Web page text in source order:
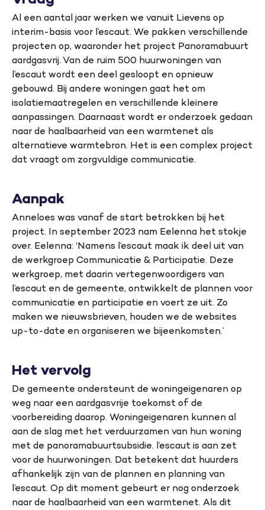
Al een aantal jaar werken we vanuit Lievens op
interim-basis voor l’escaut. We pakken verschillende
projecten op, waaronder het project Panoramabuurt
aardgasvrij. Van de ruim 500 huurwoningen van
l’escaut wordt een deel gesloopt en opnieuw
gebouwd. Bij andere woningen gaat het om
isolatiemaatregelen en verschillende kleinere
aanpassingen. Daarnaast wordt er onderzoek gedaan
naar de haalbaarheid van een warmtenet als
alternatieve warmtebron. Het is een complex project
dat vraagt om zorgvuldige communicatie.
Aanpak
Anneloes was vanaf de start betrokken bij het
project. In september 2023 nam Eelenna het stokje
over. Eelenna: ‘Namens l’escaut maak ik deel uit van
de werkgroep Communicatie & Participatie. Deze
werkgroep, met daarin vertegenwoordigers van
l’escaut en de gemeente, ontwikkelt de plannen voor
communicatie en participatie en voert ze uit. Zo
maken we nieuwsbrieven, houden we de websites
up-to-date en organiseren we bijeenkomsten.’
Het vervolg
De gemeente ondersteunt de woningeigenaren op
weg naar een aardgasvrije toekomst of de
voorbereiding daarop. Woningeigenaren kunnen al
aan de slag met het verduurzamen van hun woning
met de panoramabuurtsubsidie. l’escaut is aan zet
voor de huurwoningen. Dat betekent dat huurders
afhankelijk zijn van de plannen en planning van
l’escaut. Op dit moment gebeurt er nog onderzoek
naar de haalbaarheid van een warmtenet. Als dit